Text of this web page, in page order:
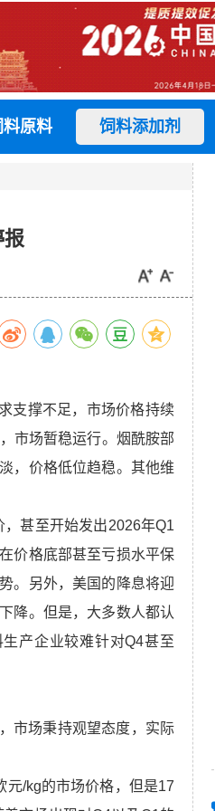
料原料 饲料添加剂
报
支撑不足，市场价格持续
市场暂稳运行。烟酰胺部
，价格低位趋稳。其他维
甚至开始发出2026年Q1
价格底部甚至亏损水平保
。另外，美国的降息将迎
降。但是，大多数人都认
产企业较难针对Q4甚至
市场秉持观望态度，实际
元/kg的市场价格，但是17